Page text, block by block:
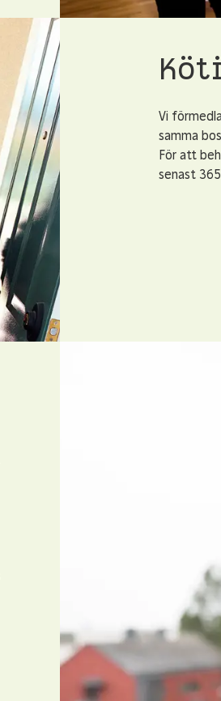
Vi
samma
För att
senast